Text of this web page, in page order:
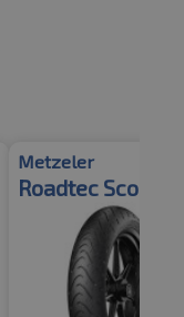
Metzeler
Roadtec